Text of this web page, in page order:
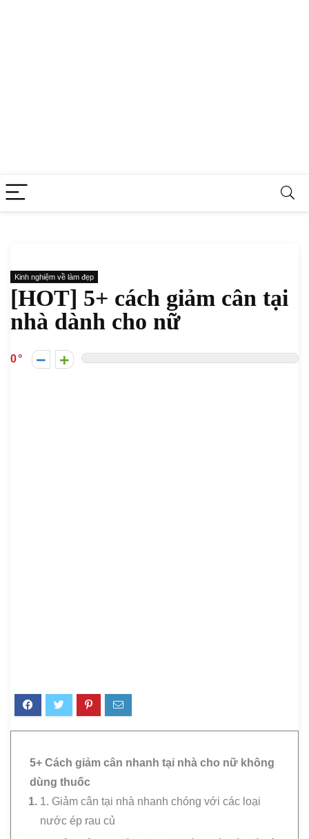
Kinh nghiệm về làm đẹp
[HOT] 5+ cách giảm cân tại
nhà dành cho nữ
0
5+ Cách giảm cân nhanh tại nhà cho nữ không
dùng thuốc
1. Giảm cân tại nhà nhanh chóng với các loại
nước ép rau củ